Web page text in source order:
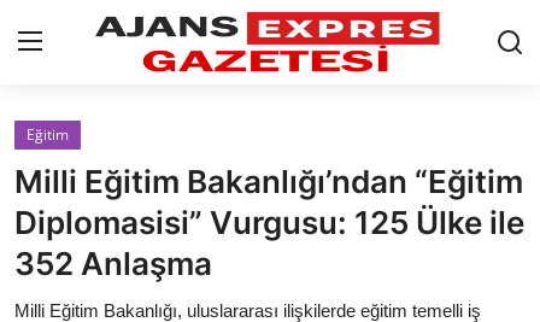
GİRİŞ YAP
Eskişehir Siyaset
Siyaset
Eğitim
Milli Eğitim Bakanlığı’ndan “Eğitim
Diplomasisi” Vurgusu: 125 Ülke ile
352 Anlaşma
Milli Eğitim Bakanlığı, uluslararası ilişkilerde eğitim temelli iş